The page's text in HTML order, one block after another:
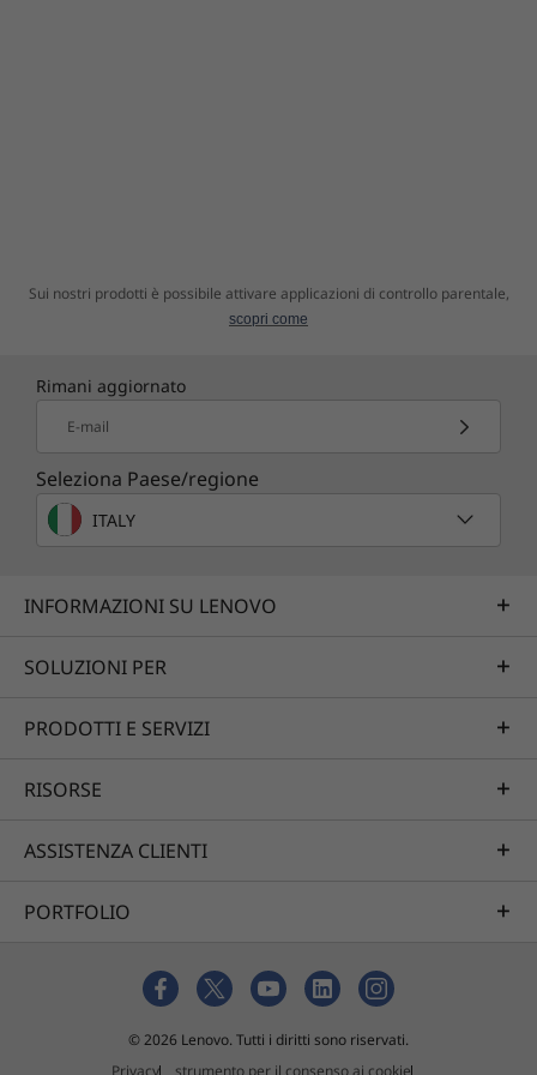
Sui nostri prodotti è possibile attivare applicazioni di controllo parentale,
scopri come
Rimani aggiornato
E-mail
Seleziona Paese/regione
ITALY
INFORMAZIONI SU LENOVO
SOLUZIONI PER
PRODOTTI E SERVIZI
RISORSE
ASSISTENZA CLIENTI
PORTFOLIO
© 2026 Lenovo. Tutti i diritti sono riservati.
Privacy
strumento per il consenso ai cookie